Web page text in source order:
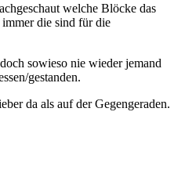
welche Blöcke das
die sind für die
sowieso nie wieder jemand
gestanden.
da als auf der Gegengeraden.